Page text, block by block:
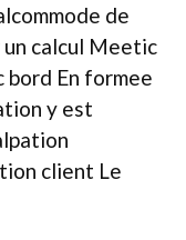
de
calcul Meetic
En formee
y est
client Le